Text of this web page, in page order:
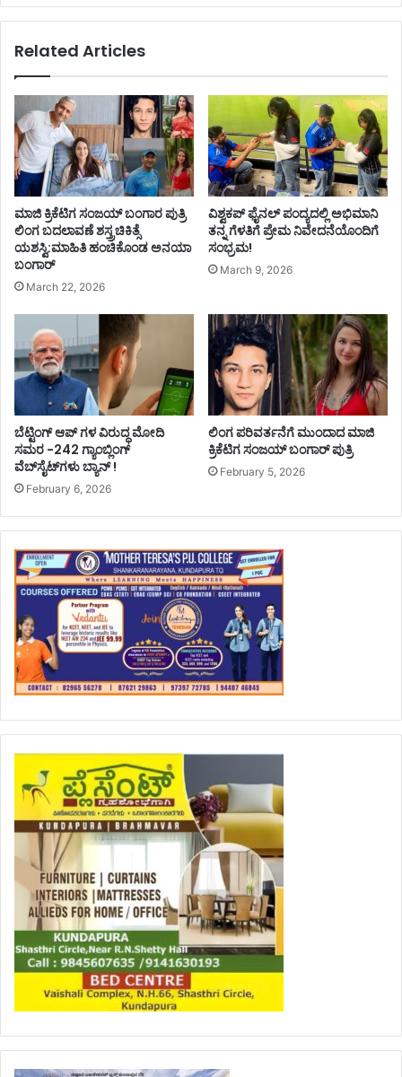
Related Articles
ಮಾಜಿ ಕ್ರಿಕೆಟಿಗ ಸಂಜಯ್ ಬಂಗಾರ ಪುತ್ರಿ
ಲಿಂಗ ಬದಲಾವಣೆ ಶಸ್ತ್ರಚಿಕಿತ್ಸೆ
ಯಶಸ್ವಿ:ಮಾಹಿತಿ ಹಂಚಿಕೊಂಡ ಅನಯಾ
ಬಂಗಾರ್
March 22, 2026
ವಿಶ್ವಕಪ್ ಫೈನಲ್‌ ಪಂದ್ಯದಲ್ಲಿ ಅಭಿಮಾನಿ
ತನ್ನ ಗೆಳತಿಗೆ ಪ್ರೇಮ ನಿವೇದನೆಯೊಂದಿಗೆ
ಸಂಭ್ರಮ!
March 9, 2026
ಬೆಟ್ಟಿಂಗ್ ಆಪ್ ಗಳ ವಿರುದ್ಧ ಮೋದಿ
ಸಮರ -242 ಗ್ಯಾಂಬ್ಲಿಂಗ್‌
ವೆಬ್‌ಸೈಟ್‌ಗಳು ಬ್ಯಾನ್ !
February 6, 2026
ಲಿಂಗ ಪರಿವರ್ತನೆಗೆ ಮುಂದಾದ ಮಾಜಿ
ಕ್ರಿಕೆಟಿಗ ಸಂಜಯ್‌ ಬಂಗಾರ್‌ ಪುತ್ರಿ
February 5, 2026